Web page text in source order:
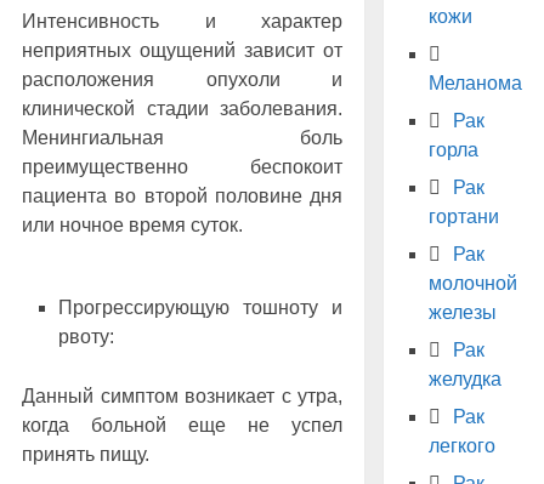
Интенсивность и характер
неприятных ощущений зависит от
расположения опухоли и
клинической стадии заболевания.
Менингиальная боль
преимущественно беспокоит
пациента во второй половине дня
или ночное время суток.
Прогрессирующую тошноту и
рвоту:
Данный симптом возникает с утра,
когда больной еще не успел
принять пищу.
кожи
Меланома
Рак
горла
Рак
гортани
Рак
молочной
железы
Рак
желудка
Рак
легкого